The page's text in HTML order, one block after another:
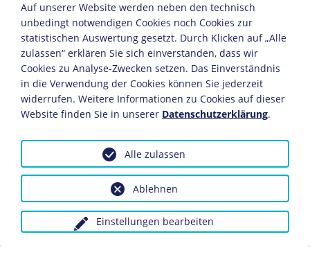
Fabrikschulen in Altchemnitz (Sachsen).
26. Dezember: Wegen erneuten Diebstahls wird May zu
einer sechswöchigen Freiheitsstrafe verurteilt. Er
verliert seinen Arbeitsplatz.
1863
Das Kultusministerium entzieht ihm die Lehrbefugnis.
May prellt bei Gastwirten die Zeche und gibt sich für
einen vermögenden Arzt aus. Er wird gestellt und zu
vier Jahren Arbeitshaus verurteilt.
Auf unserer Website werden neben den technisch
unbedingt notwendigen Cookies noch Cookies zur
statistischen Auswertung gesetzt. Durch Klicken auf „Alle
zulassen“ erklären Sie sich einverstanden, dass wir
Cookies zu Analyse-Zwecken setzen. Das Einverständnis
in die Verwendung der Cookies können Sie jederzeit
widerrufen. Weitere Informationen zu Cookies auf dieser
Website finden Sie in unserer Datenschutzerklärung.
Einstellungen bearbeiten
Ablehnen
Alle zulassen